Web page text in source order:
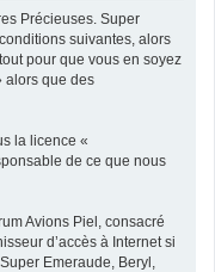
Précieuses. Super
suivantes, alors
pour que vous en soyez
alors que des
la licence «
de ce que nous
Avions Piel, consacré
d’accès à Internet si
Emeraude, Beryl,